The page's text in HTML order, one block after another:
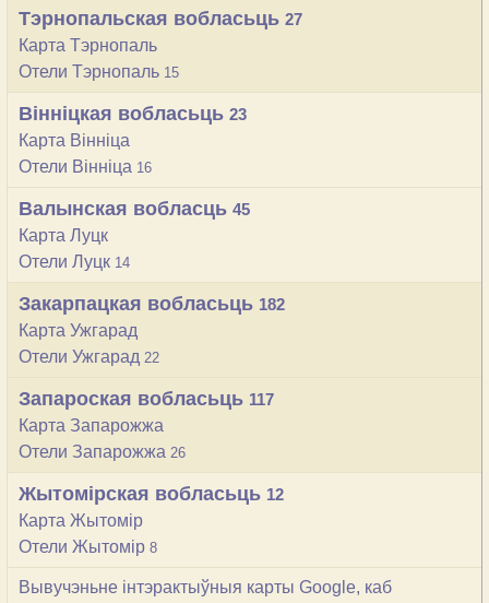
Тэрнопальская вобласьць 27
Карта Тэрнопаль
Отели Тэрнопаль 15
Вінніцкая вобласьць 23
Карта Вінніца
Отели Вінніца 16
Валынская вобласць 45
Карта Луцк
Отели Луцк 14
Закарпацкая вобласьць 182
Карта Ужгарад
Отели Ужгарад 22
Запароская вобласьць 117
Карта Запарожжа
Отели Запарожжа 26
Жытомірская вобласьць 12
Карта Жытомір
Отели Жытомір 8
Вывучэньне інтэрактыўныя карты Google, каб